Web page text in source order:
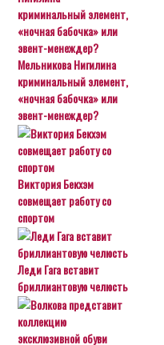
Мельникова Нигилина
криминальный элемент,
«ночная бабочка» или
эвент-менеждер?
Виктория Бекхэм
совмещает работу со
спортом
Леди Гага вставит
бриллиантовую челюсть